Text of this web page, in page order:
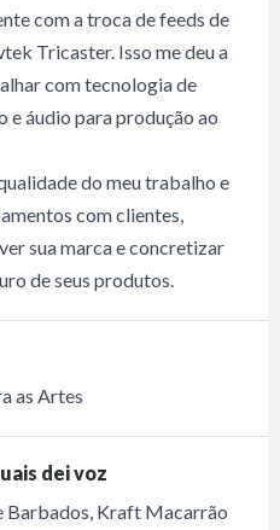
com a troca de feeds de
Tricaster. Isso me deu a
com tecnologia de
e áudio para produção ao
do meu trabalho e
com clientes,
sua marca e concretizar
de seus produtos.
as Artes
dei voz
Barbados, Kraft Macarrão